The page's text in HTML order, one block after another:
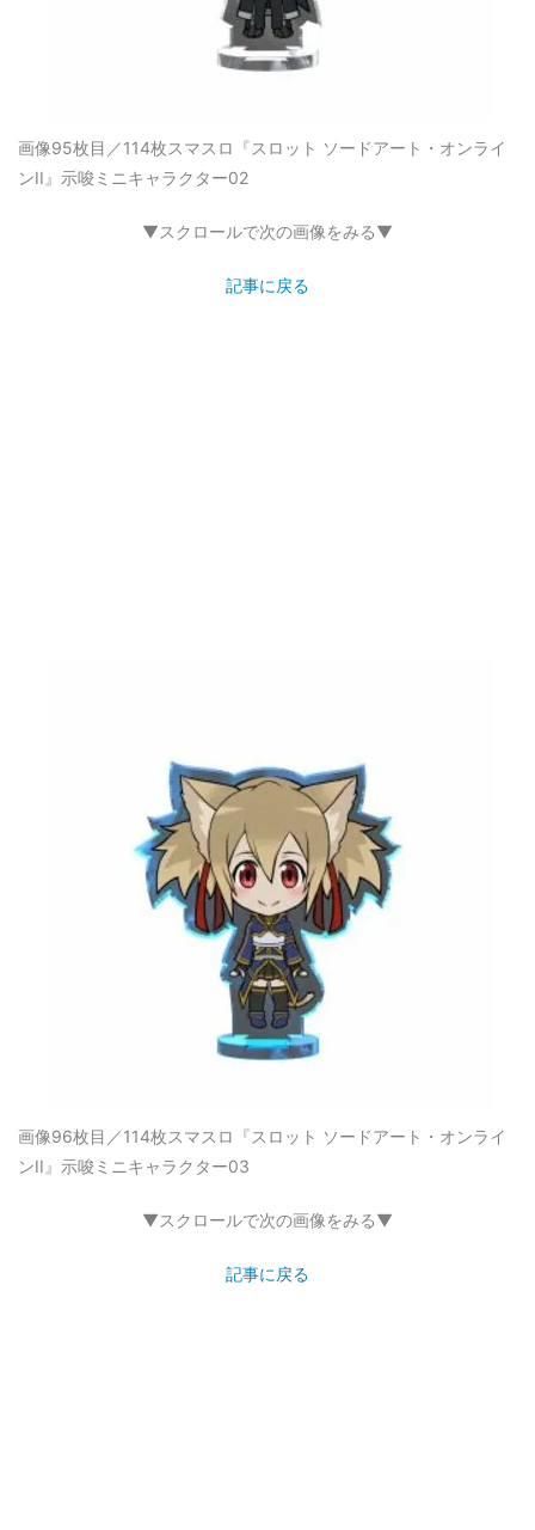
画像95枚目／114枚スマスロ『スロット ソードアート・オンライ
ンII』示唆ミニキャラクター02
▼スクロールで次の画像をみる▼
記事に戻る
画像96枚目／114枚スマスロ『スロット ソードアート・オンライ
ンII』示唆ミニキャラクター03
▼スクロールで次の画像をみる▼
記事に戻る